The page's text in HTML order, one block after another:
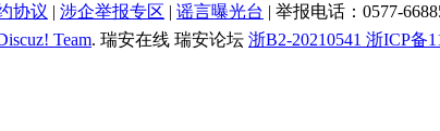
协议 | 涉企举报专区 | 谣言曝光台 | 举报电话：0577-
Team. 瑞安在线 瑞安论坛 浙B2-20210541 浙ICP备